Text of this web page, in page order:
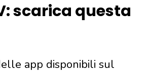
scarica questa
app disponibili sul